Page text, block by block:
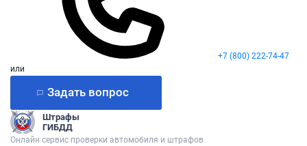
+7 (800) 222-74-47
или
Задать вопрос
Штрафы
ГИБДД
Онлайн сервис проверки автомобиля и штрафов